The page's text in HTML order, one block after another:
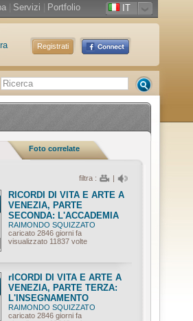
Servizi Portfolio IT
Registrati
Foto correlate
filtra : |
RICORDI DI VITA E ARTE A
VENEZIA, PARTE
SECONDA: L'ACCADEMIA
RAIMONDO SQUIZZATO
caricato 2846 giorni fa
visualizzato 11837 volte
rICORDI DI VITA E ARTE A
VENEZIA, PARTE TERZA:
L'INSEGNAMENTO
RAIMONDO SQUIZZATO
caricato 2846 giorni fa